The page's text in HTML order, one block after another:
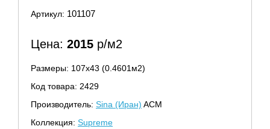
Артикул: 101107
Цена: 2015 р/м2
Размеры: 107х43 (0.4601м2)
Код товара: 2429
Производитель: Sina (Иран) ACM
Коллекция: Supreme